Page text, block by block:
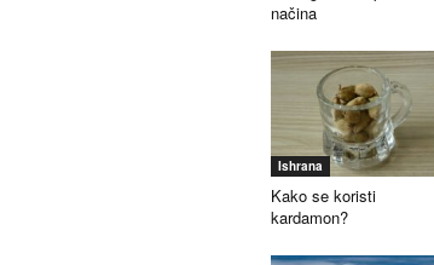
načina
Ishrana
Kako se koristi
kardamon?